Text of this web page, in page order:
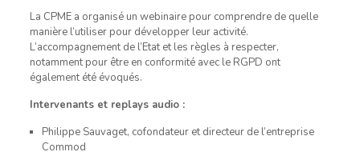
La CPME a organisé un webinaire pour comprendre de quelle
manière l’utiliser pour développer leur activité.
L’accompagnement de l’Etat et les règles à respecter,
notamment pour être en conformité avec le RGPD ont
également été évoqués.
Intervenants et replays audio :
Philippe Sauvaget, cofondateur et directeur de l’entreprise
Commod